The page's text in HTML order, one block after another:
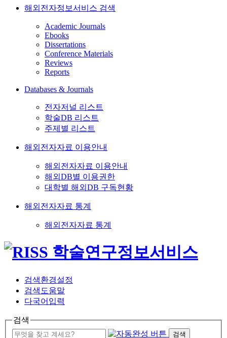
해외전자정보서비스 검색
Academic Journals
Ebooks
Dissertations
Conference Materials
Reviews
Reports
Databases & Journals
전자저널 리스트
학술DB 리스트
주제별 리스트
해외전자자료 이용안내
해외전자자료 이용안내
해외DB별 이용권한
대학별 해외DB 구독현황
해외전자자료 통계
해외전자자료 통계
검색환경설정
검색도움말
다국어입력
검색
검색